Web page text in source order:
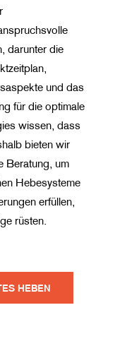
darunter die
und das
für die optimale
wissen, dass
bieten wir
Beratung, um
Hebesysteme
erfüllen,
rüsten.
HEBEN